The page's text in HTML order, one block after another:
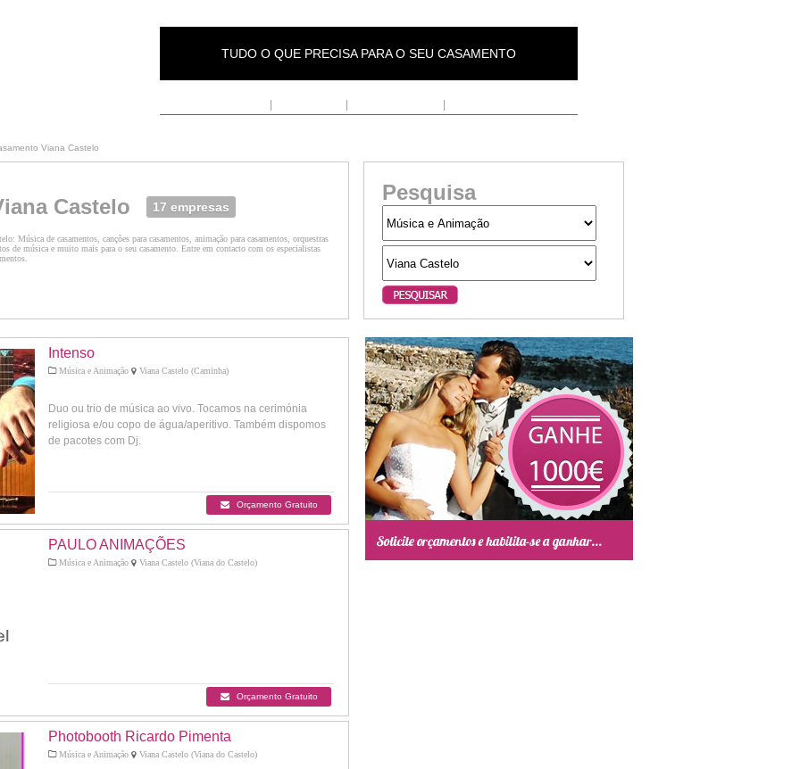
TUDO O QUE PRECISA PARA O SEU CASAMENTO
Viana Castelo
Castelo 17 empresas
Música de casamentos, canções para casamentos, animação para casamentos, orquestras
de música e muito mais para o seu casamento. Entre em contacto com os especialistas
Pesquisa
Intenso
Música e Animação Viana Castelo (Caminha)
Duo ou trio de música ao vivo. Tocamos na cerimónia
religiosa e/ou copo de água/aperitivo. Também dispomos
de pacotes com Dj.
Orçamento Gratuito
PAULO ANIMAÇÕES
Música e Animação Viana Castelo (Viana do Castelo)
Orçamento Gratuito
Photobooth Ricardo Pimenta
Música e Animação Viana Castelo (Viana do Castelo)